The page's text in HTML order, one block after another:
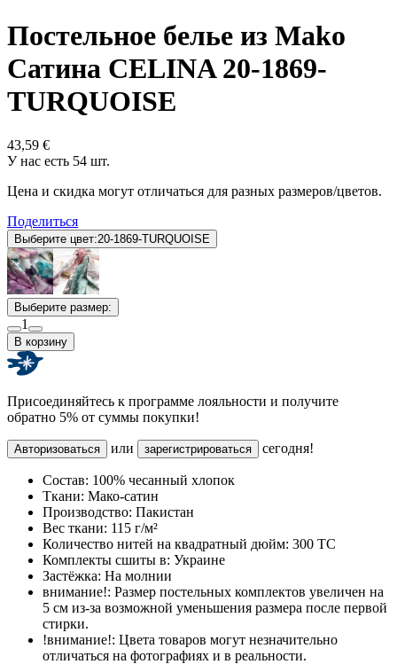
Постельное белье из Mako
Сатина CELINA 20-1869-
TURQUOISE
43,59 €
У нас есть 54 шт.
Цена и скидка могут отличаться для разных размеров/цветов.
Поделиться
Выберите цвет:20-1869-TURQUOISE
Выберите размер:
1
В корзину
Присоединяйтесь к программе лояльности и получите
обратно 5% от суммы покупки!
Авторизоваться или зарегистрироваться сегодня!
Состав: 100% чесанный хлопок
Ткани: Мако-сатин
Производство: Пакистан
Вес ткани: 115 г/м²
Количество нитей на квадратный дюйм: 300 TC
Комплекты сшиты в: Украине
Застёжка: На молнии
внимание!: Размер постельных комплектов увеличен на
5 см из-за возможной уменьшения размера после первой
стирки.
!внимание!: Цвета товаров могут незначительно
отличаться на фотографиях и в реальности.